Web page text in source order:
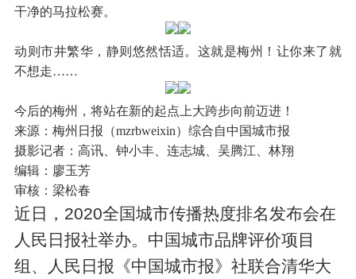
干净的马拉松赛。
动则市井繁华，静则悠然恬适。这就是梅州！让你来了就
不想走……
今后的梅州，将站在新的起点上大跨步向前迈进！
来源：梅州日报（mzrbweixin）综合自中国城市报
摄影记者：高讯、钟小丰、连志城、吴腾江、林翔
编辑：廖玉芳
审核：梁松春
近日，2020全国城市传播热度排名发布会在
人民日报社举办。中国城市品牌评价项目
组、人民日报《中国城市报》社联合清华大